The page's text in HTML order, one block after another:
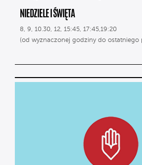
NIEDZIELE I ŚWIĘTA
8, 9, 10.30, 12, 15:45, 17:45,19:20
(od wyznaczonej godziny do ostatniego